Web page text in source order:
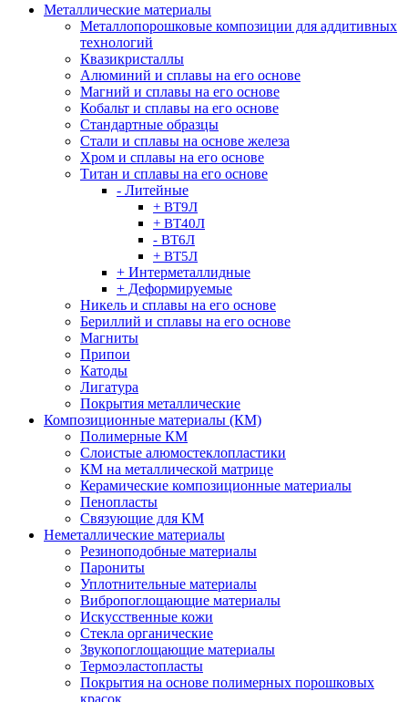
Металлические материалы
Металлопорошковые композиции для аддитивных
технологий
Квазикристаллы
Алюминий и сплавы на его основе
Магний и сплавы на его основе
Кобальт и сплавы на его основе
Стандартные образцы
Стали и сплавы на основе железа
Хром и сплавы на его основе
Титан и сплавы на его основе
- Литейные
+ ВТ9Л
+ ВТ40Л
- ВТ6Л
+ ВТ5Л
+ Интерметаллидные
+ Деформируемые
Никель и сплавы на его основе
Бериллий и сплавы на его основе
Магниты
Припои
Катоды
Лигатура
Покрытия металлические
Композиционные материалы (КМ)
Полимерные КМ
Слоистые алюмостеклопластики
КМ на металлической матрице
Керамические композиционные материалы
Пенопласты
Связующие для КМ
Неметаллические материалы
Резиноподобные материалы
Парониты
Уплотнительные материалы
Вибропоглощающие материалы
Искусственные кожи
Стекла органические
Звукопоглощающие материалы
Термоэластопласты
Покрытия на основе полимерных порошковых
красок